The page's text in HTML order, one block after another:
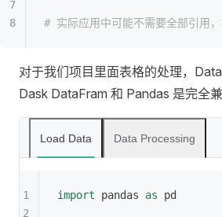
# 实际应用中可能不需要全部引用
对于我们项目里面表格的处理，
Dask DataFram 和 Pandas 是完全
Load Data Data Processing
import pandas as pd